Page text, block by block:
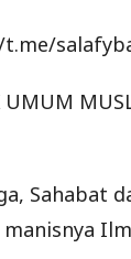
UMUM
Sahabat